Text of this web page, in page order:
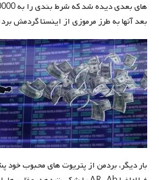
بعد آنها به طرز مرموزی از اینستا گردمش
بار دیگر، بردمن از پتریوت های محبوب خود